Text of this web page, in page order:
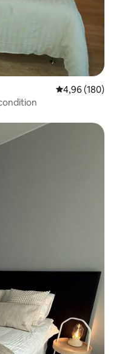
4,96 ud af 5 i
4,96 (180)